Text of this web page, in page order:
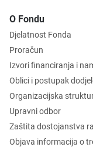
O Fondu
Djelatnost Fonda
Proračun
Izvori financiranja i
Oblici i postupak
Organizacijska
Upravni odbor
Zaštita dostojanstva
Objava informacija o